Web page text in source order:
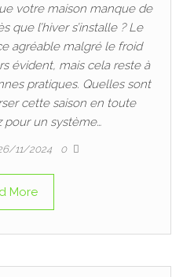
votre maison manque de
que l’hiver s’installe ? Le
agréable malgré le froid
évident, mais cela reste à
pratiques. Quelles sont
cette saison en toute
pour un système…
11/2024 0
More